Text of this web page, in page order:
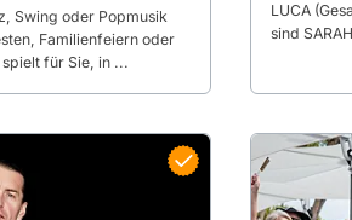
Swing oder Popmusik
Familienfeiern oder
für Sie, in ...
LUCA
sind